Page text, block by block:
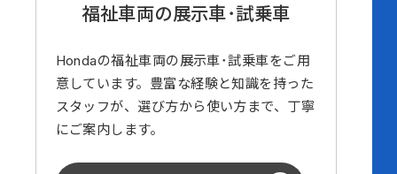
福祉車両の展示車･試乗車
Hondaの福祉車両の展示車･試乗車をご用
意しています。豊富な経験と知識を持った
スタッフが、選び方から使い方まで、丁寧
にご案内します。